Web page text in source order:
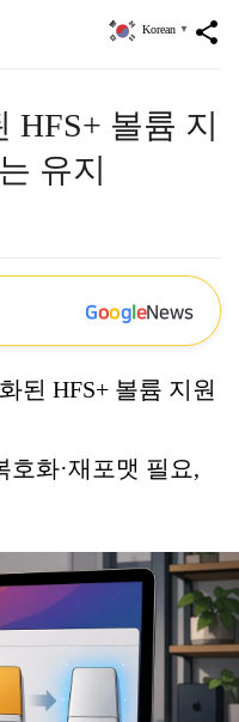
share
Korean ▼
HFS+ 볼륨 지
유지
GoogleNews
된 HFS+ 볼륨 지원
화·재포맷 필요,